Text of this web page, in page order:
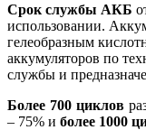
Срок службы АКБ
использовании.
гелеобразным
аккумуляторов по
службы и
Более 700 циклов
– 75% и более 1000